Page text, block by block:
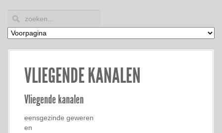
VLIEGENDE KANALEN
Vliegende kanalen
eensgezinde geweren
en